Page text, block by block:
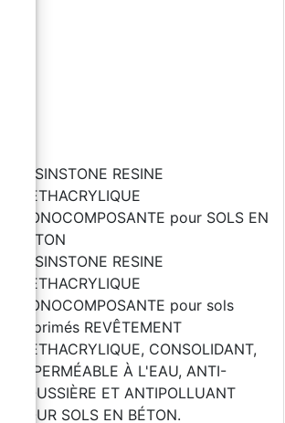
RESINSTONE RESINE
METHACRYLIQUE
MONOCOMPOSANTE pour SOLS EN
BÉTON
RESINSTONE RESINE
METHACRYLIQUE
MONOCOMPOSANTE pour sols
imprimés REVÊTEMENT
MÉTHACRYLIQUE, CONSOLIDANT,
IMPERMÉABLE À L'EAU, ANTI-
POUSSIÈRE ET ANTIPOLLUANT
POUR SOLS EN BÉTON.